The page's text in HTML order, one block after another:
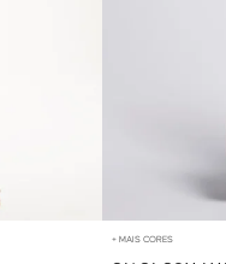
+ MAIS CORES